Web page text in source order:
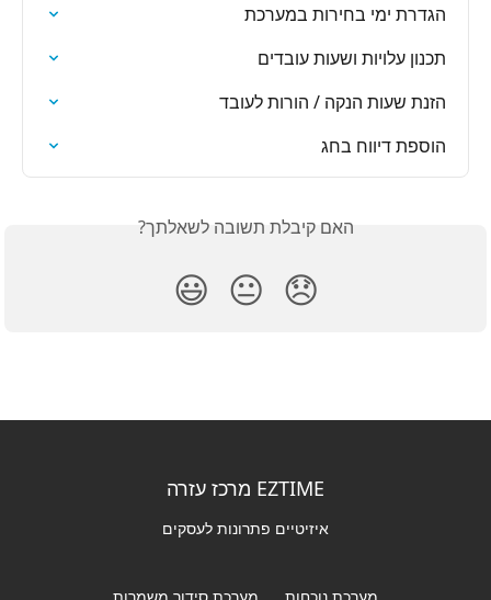
הגדרת ימי בחירות במערכת
תכנון עלויות ושעות עובדים
הזנת שעות הנקה / הורות לעובד
הוספת דיווח בחג
האם קיבלת תשובה לשאלתך?
😞
😐
😃
EZTIME מרכז עזרה
איזיטיים פתרונות לעסקים